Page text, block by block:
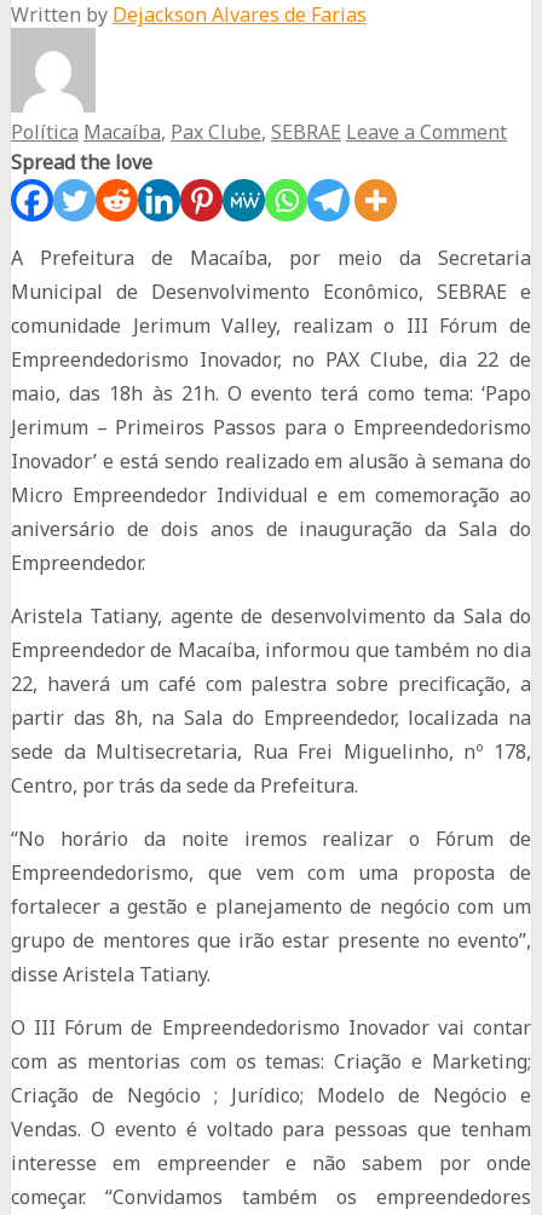
Written by Dejackson Alvares de Farias
Política Macaíba, Pax Clube, SEBRAE Leave a Comment
Spread the love
A Prefeitura de Macaíba, por meio da Secretaria
Municipal de Desenvolvimento Econômico, SEBRAE e
comunidade Jerimum Valley, realizam o III Fórum de
Empreendedorismo Inovador, no PAX Clube, dia 22 de
maio, das 18h às 21h. O evento terá como tema: ‘Papo
Jerimum – Primeiros Passos para o Empreendedorismo
Inovador’ e está sendo realizado em alusão à semana do
Micro Empreendedor Individual e em comemoração ao
aniversário de dois anos de inauguração da Sala do
Empreendedor.
Aristela Tatiany, agente de desenvolvimento da Sala do
Empreendedor de Macaíba, informou que também no dia
22, haverá um café com palestra sobre precificação, a
partir das 8h, na Sala do Empreendedor, localizada na
sede da Multisecretaria, Rua Frei Miguelinho, nº 178,
Centro, por trás da sede da Prefeitura.
“No horário da noite iremos realizar o Fórum de
Empreendedorismo, que vem com uma proposta de
fortalecer a gestão e planejamento de negócio com um
grupo de mentores que irão estar presente no evento”,
disse Aristela Tatiany.
O III Fórum de Empreendedorismo Inovador vai contar
com as mentorias com os temas: Criação e Marketing;
Criação de Negócio ; Jurídico; Modelo de Negócio e
Vendas. O evento é voltado para pessoas que tenham
interesse em empreender e não sabem por onde
começar. “Convidamos também os empreendedores